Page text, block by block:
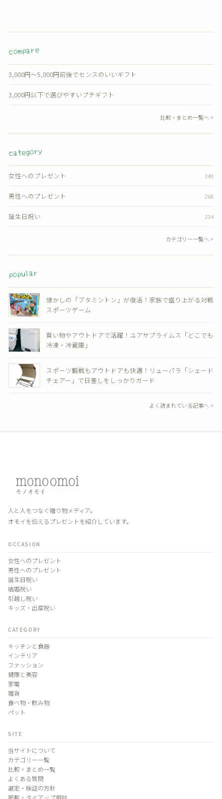
compare
3,000円〜5,000円前後でセンスのいいギフト
3,000円以下で選びやすいプチギフト
比較・まとめ一覧へ >
category
女性へのプレゼント 349
男性へのプレゼント 268
誕生日祝い 234
カテゴリー一覧へ >
popular
懐かしの「ブタミントン」が復活！家族で盛り上がる対戦
スポーツゲーム
買い物やアウトドアで活躍！ユアサプライムス「どこでも
冷凍・冷蔵庫」
スポーツ観戦もアウトドアも快適！リューパラ「シェード
チェアー」で日差しをしっかりガード
よく読まれている記事へ >
人と人をつなぐ贈り物メディア。
オモイを伝えるプレゼントを紹介しています。
OCCASION
女性へのプレゼント
男性へのプレゼント
誕生日祝い
結婚祝い
引越し祝い
キッズ・出産祝い
CATEGORY
キッチンと食器
インテリア
ファッション
健康と美容
家電
雑貨
食べ物・飲み物
ペット
SITE
当サイトについて
カテゴリー一覧
比較・まとめ一覧
よくある質問
選定・検証の方針
掲載・タイアップ相談